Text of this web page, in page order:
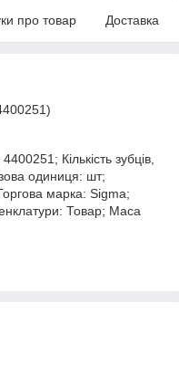
про товар Доставка
Кількість зубців,
одиниця: шт;
марка: Sigma;
Товар; Маса